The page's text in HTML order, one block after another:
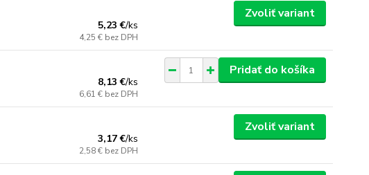
5,23 €/ks
4,25 € bez DPH
Zvoliť variant
8,13 €/ks
6,61 € bez DPH
Pridať do košíka
3,17 €/ks
2,58 € bez DPH
Zvoliť variant